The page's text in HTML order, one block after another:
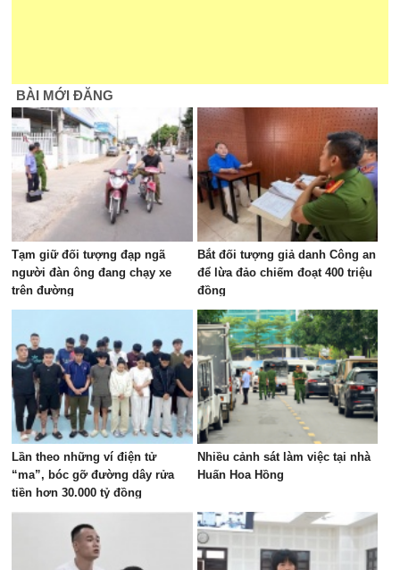
BÀI MỚI ĐĂNG
Tạm giữ đối tượng đạp ngã
người đàn ông đang chạy xe
trên đường
Bắt đối tượng giả danh Công an
để lừa đảo chiếm đoạt 400 triệu
đồng
Lần theo những ví điện tử
“ma”, bóc gỡ đường dây rửa
tiền hơn 30.000 tỷ đồng
Nhiều cảnh sát làm việc tại nhà
Huấn Hoa Hồng